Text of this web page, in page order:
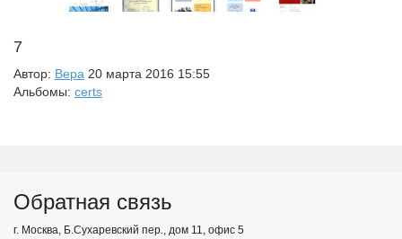
7
Автор: Вера 20 марта 2016 15:55
Альбомы: certs
Обратная связь
г. Москва, Б.Сухаревский пер., дом 11, офис 5